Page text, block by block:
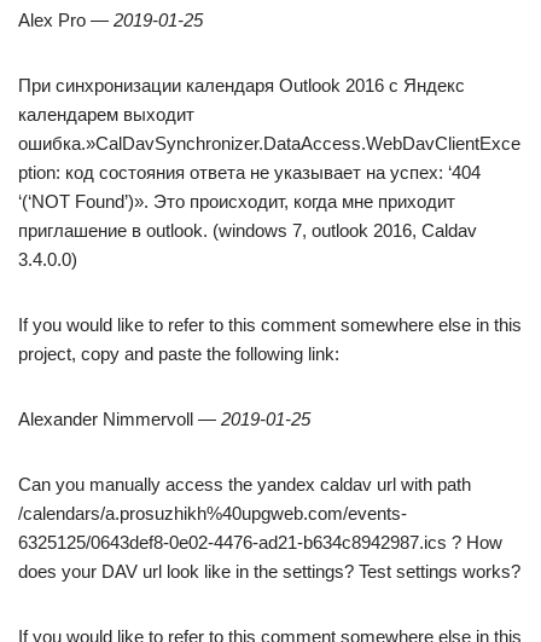
Alex Pro — 2019-01-25
При синхронизации календаря Outlook 2016 с Яндекс
календарем выходит
ошибка.»CalDavSynchronizer.DataAccess.WebDavClientExce
ption: код состояния ответа не указывает на успех: ‘404
‘(‘NOT Found’)». Это происходит, когда мне приходит
приглашение в outlook. (windows 7, outlook 2016, Caldav
3.4.0.0)
If you would like to refer to this comment somewhere else in this
project, copy and paste the following link:
Alexander Nimmervoll — 2019-01-25
Can you manually access the yandex caldav url with path
/calendars/a.prosuzhikh%40upgweb.com/events-
6325125/0643def8-0e02-4476-ad21-b634c8942987.ics ? How
does your DAV url look like in the settings? Test settings works?
If you would like to refer to this comment somewhere else in this